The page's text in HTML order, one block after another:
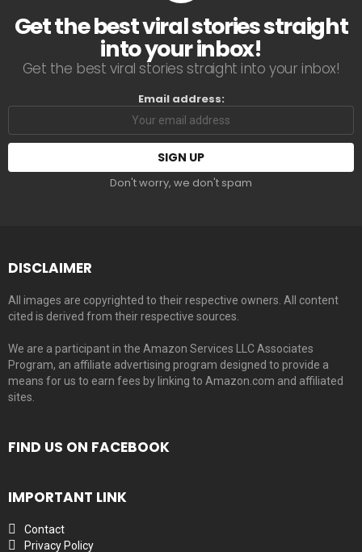
Get the best viral stories straight
into your inbox!
Get the best viral stories straight into your inbox!
Email address:
Don't worry, we don't spam
DISCLAIMER
All images are copyrighted to their respective owners. All content
cited is derived from their respective sources.
We are a participant in the Amazon Services LLC Associates
Program, an affiliate advertising program designed to provide a
means for us to earn fees by linking to Amazon.com and affiliated
sites.
FIND US ON FACEBOOK
IMPORTANT LINK